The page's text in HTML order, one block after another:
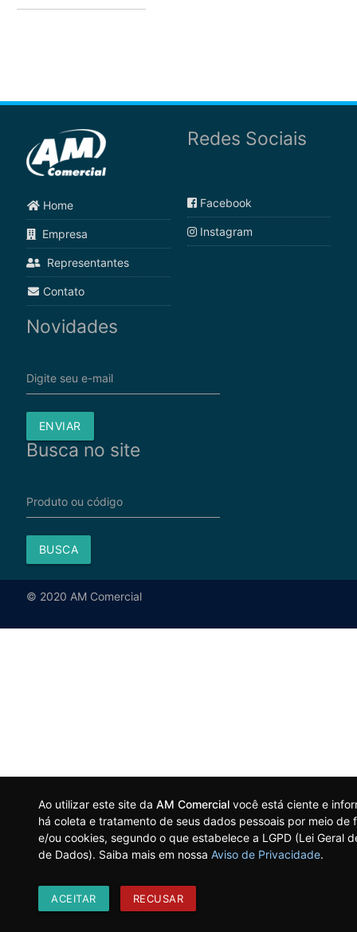
Ao utilizar este site da AM Comercial você está ciente e
há coleta e tratamento de seus dados pessoais por meio de
e/ou cookies, segundo o que estabelece a LGPD (Lei Geral
de Dados). Saiba mais em nossa Aviso de Privacidade.
ACEITAR RECUSAR
Home
Empresa
Representantes
Contato
Redes Sociais
Facebook
Instagram
Novidades
Digite seu e-mail
ENVIAR
Busca no site
Produto ou código
BUSCA
© 2020 AM Comercial